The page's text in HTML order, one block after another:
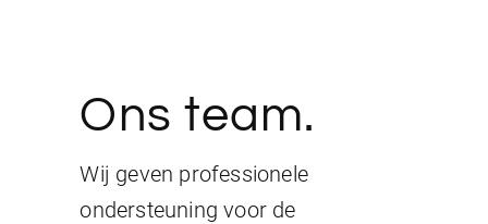
Ons team.
Wij geven professionele
ondersteuning voor de